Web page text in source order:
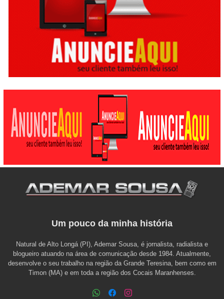
Um pouco da minha história
Natural de Alto Longá (PI), Ademar Sousa, é jornalista, radialista e
blogueiro atuando na área de comunicação desde 1984. Atualmente,
desenvolve o seu trabalho na região da Grande Teresina, bem como em
Timon (MA) e em toda a região dos Cocais Maranhenses.